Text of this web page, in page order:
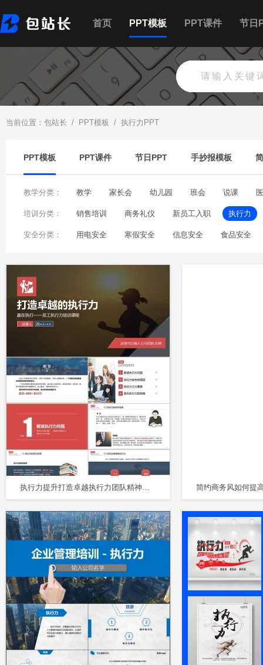
首页 PPT模板 PPT课件 节日
当前位置： 包站长 / PPT模板 / 执行力PPT
PPT模板 PPT课件 节日PPT 手抄报模板
教学分类： 教学 家长会 幼儿园 班会 说课
培训分类： 销售培训 商务礼仪 新员工入职 执行力
产品培训 教师培训 保密培训 沟通技巧培
安全分类： 用电安全 寒假安全 信息安全 食品安全
执行力提升打造卓越执行力团队精神企业文化员工培训PPT模板